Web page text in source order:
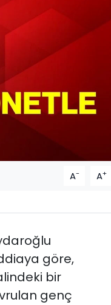
A- A+
göre,
bir
genç